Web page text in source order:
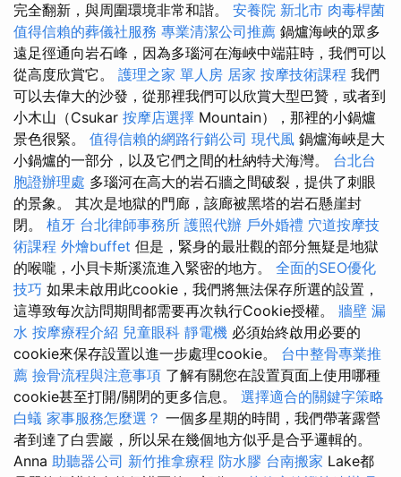
完全翻新，與周圍環境非常和諧。 安養院 新北市 肉毒桿菌
值得信賴的葬儀社服務 專業清潔公司推薦 鍋爐海峽的眾多
遠足徑通向岩石峰，因為多瑙河在海峽中端莊時，我們可以
從高度欣賞它。 護理之家 單人房 居家 按摩技術課程 我們
可以去偉大的沙發，從那裡我們可以欣賞大型巴贊，或者到
小木山（Csukar 按摩店選擇 Mountain），那裡的小鍋爐
景色很緊。 值得信賴的網路行銷公司 現代風 鍋爐海峽是大
小鍋爐的一部分，以及它們之間的杜納特犬海灣。 台北台
胞證辦理處 多瑙河在高大的岩石牆之間破裂，提供了刺眼
的景象。 其次是地獄的門廊，該廊被黑塔的岩石懸崖封
閉。 植牙 台北律師事務所 護照代辦 戶外婚禮 穴道按摩技
術課程 外燴buffet 但是，緊身的最壯觀的部分無疑是地獄
的喉嚨，小貝卡斯溪流進入緊密的地方。 全面的SEO優化
技巧 如果未啟用此cookie，我們將無法保存所選的設置，
這導致每次訪問期間都需要再次執行Cookie授權。 牆壁 漏
水 按摩療程介紹 兒童眼科 靜電機 必須始終啟用必要的
cookie來保存設置以進一步處理cookie。 台中整骨專業推
薦 撿骨流程與注意事項 了解有關您在設置頁面上使用哪種
cookie甚至打開/關閉的更多信息。 選擇適合的關鍵字策略
白蟻 家事服務怎麼選？ 一個多星期的時間，我們帶著露營
者到達了白雲巖，所以呆在幾個地方似乎是合乎邏輯的。
Anna 助聽器公司 新竹推拿療程 防水膠 台南搬家 Lake都